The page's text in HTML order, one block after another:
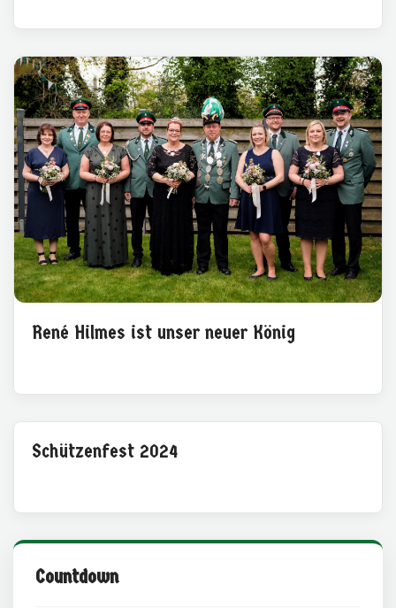
René Hilmes ist unser neuer König
Schützenfest 2024
Countdown